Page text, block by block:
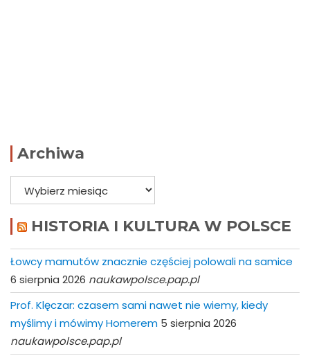
Archiwa
HISTORIA I KULTURA W POLSCE
Łowcy mamutów znacznie częściej polowali na samice
6 sierpnia 2026 naukawpolsce.pap.pl
Prof. Klęczar: czasem sami nawet nie wiemy, kiedy
myślimy i mówimy Homerem 5 sierpnia 2026
naukawpolsce.pap.pl